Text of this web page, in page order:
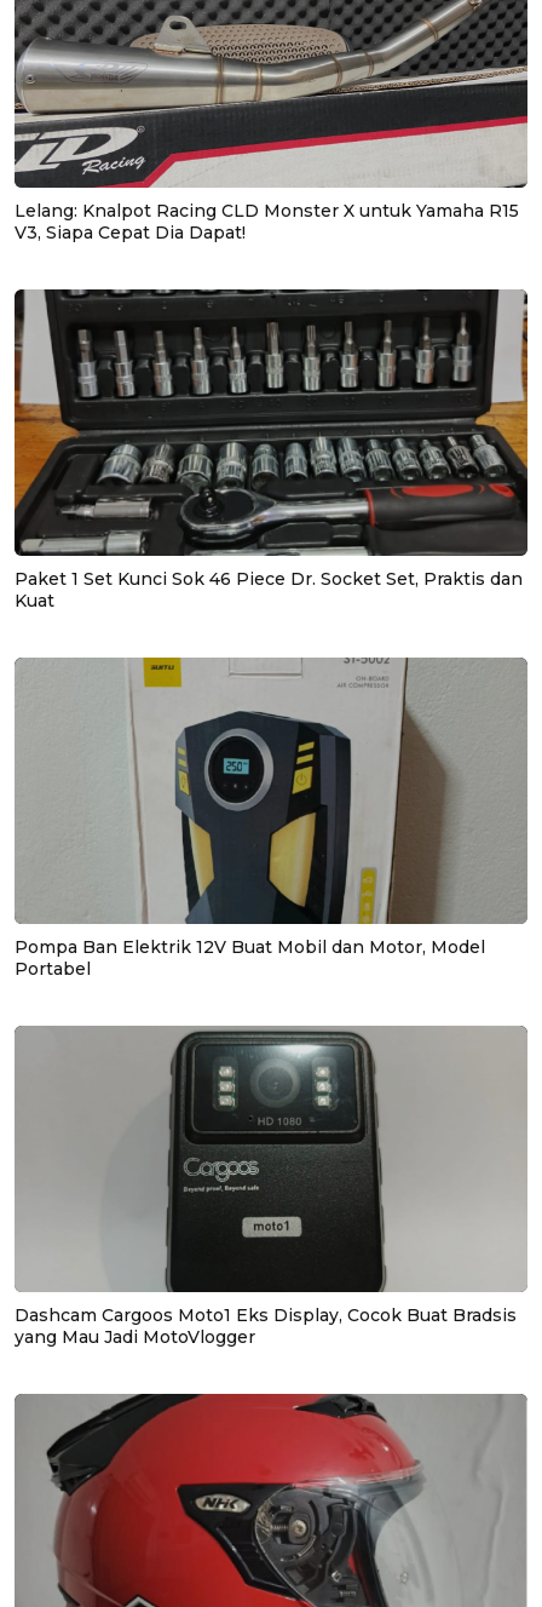
Lelang: Knalpot Racing CLD Monster X untuk Yamaha R15
V3, Siapa Cepat Dia Dapat!
Paket 1 Set Kunci Sok 46 Piece Dr. Socket Set, Praktis dan
Kuat
Pompa Ban Elektrik 12V Buat Mobil dan Motor, Model
Portabel
Dashcam Cargoos Moto1 Eks Display, Cocok Buat Bradsis
yang Mau Jadi MotoVlogger